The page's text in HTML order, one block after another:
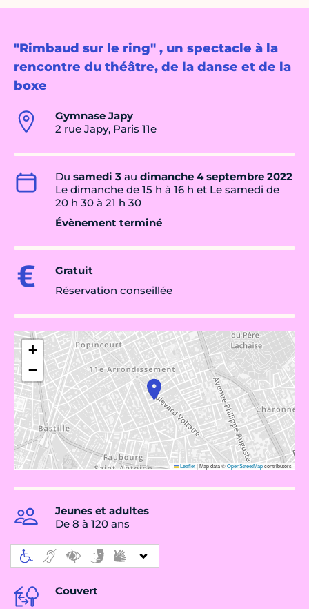
"Rimbaud sur le ring" , un spectacle à la
rencontre du théâtre, de la danse et de la
boxe
Gymnase Japy
2 rue Japy, Paris 11e
Du samedi 3 au dimanche 4 septembre 2022
Le dimanche de 15 h à 16 h et Le samedi de
20 h 30 à 21 h 30
Évènement terminé
Gratuit
Réservation conseillée
+
−
Leaflet|Map data ©OpenStreetMapcontributors
Jeunes et adultes
De 8 à 120 ans
Couvert